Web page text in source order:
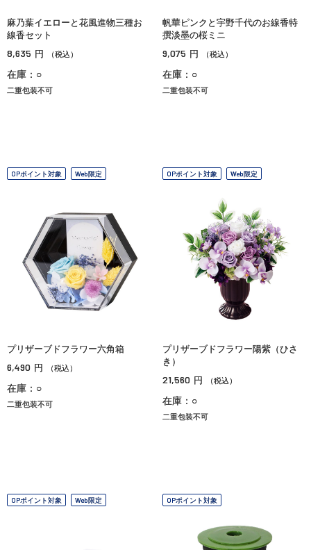
麻乃葉イエローと花風進物三種お
線香セット
8,635 円 （税込）
在庫：○
二重包装不可
帆華ピンクと宇野千代のお線香特
撰淡墨の桜ミニ
9,075 円 （税込）
在庫：○
二重包装不可
OPポイント対象 Web限定
プリザーブドフラワー六角箱
6,490 円 （税込）
在庫：○
二重包装不可
OPポイント対象 Web限定
プリザーブドフラワー陽紫（ひさ
き）
21,560 円 （税込）
在庫：○
二重包装不可
OPポイント対象 Web限定 OPポイント対象